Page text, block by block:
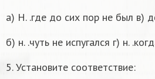
а) Н. .где до сих пор не был в)
б) н. .чуть не испугался г) н.
5. Установите соответствие: